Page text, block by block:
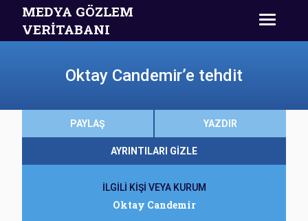
MEDYA GÖZLEM
VERİTABANI
Oktay Candemir’e tehdit
PAYLAŞ YAZDIR
AYRINTILARI GİZLE
İLGİLİ KİŞİ VEYA KURUM
Oktay Candemir